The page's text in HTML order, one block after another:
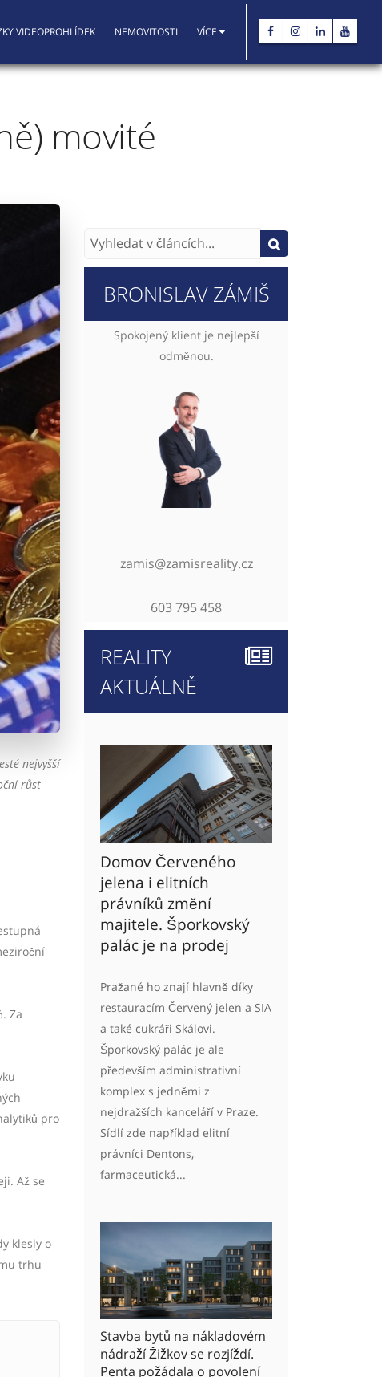
VIDEOPROHLÍDEK NEMOVITOSTI VÍCE
movité
nejvyšší
růst
Za
pro
Až se
klesly o
trhu
BRONISLAV ZÁMIŠ
Spokojený klient je nejlepší
odměnou.
zamis@zamisreality.cz
603 795 458
REALITY
AKTUÁLNĚ
Domov Červeného
jelena i elitních
právníků změní
majitele. Šporkovský
palác je na prodej
Pražané ho znají hlavně díky
restauracím Červený jelen a SIA
a také cukráři Skálovi.
Šporkovský palác je ale
především administrativní
komplex s jedněmi z
nejdražších kanceláří v Praze.
Sídlí zde například elitní
právníci Dentons,
farmaceutická...
Stavba bytů na nákladovém
nádraží Žižkov se rozjíždí.
Penta požádala o povolení